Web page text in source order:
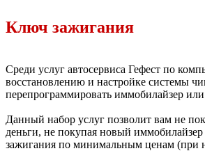
Ключ зажигания
Среди услуг автосервиса Гефест по
восстановлению и настройке системы
перепрограммировать иммобилайзер
Данный набор услуг позволит вам не
деньги, не покупая новый
зажигания по минимальным ценам (при